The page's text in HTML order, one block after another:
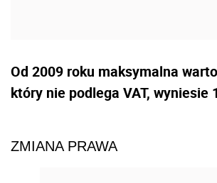
Od 2009 roku maksymalna
który nie podlega VAT, wyniesie
ZMIANA PRAWA